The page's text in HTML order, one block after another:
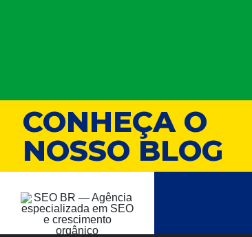
CONHEÇA O
NOSSO BLOG